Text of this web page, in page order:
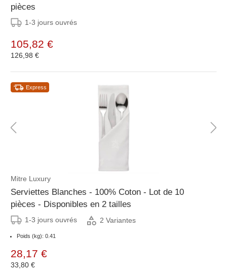
pièces
1-3 jours ouvrés
105,82 €
126,98 €
Express
Mitre Luxury
Serviettes Blanches - 100% Coton - Lot de 10
pièces - Disponibles en 2 tailles
1-3 jours ouvrés 2 Variantes
Poids (kg): 0.41
28,17 €
33,80 €